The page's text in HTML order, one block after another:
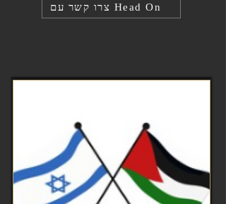
צרו קשר עם Head On